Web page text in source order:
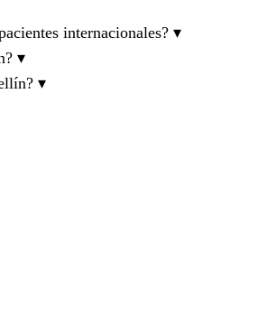
internacionales? ▾
▾
▾